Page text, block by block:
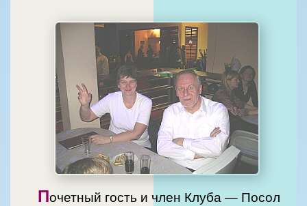
Почетный гость и член Клуба — Посол